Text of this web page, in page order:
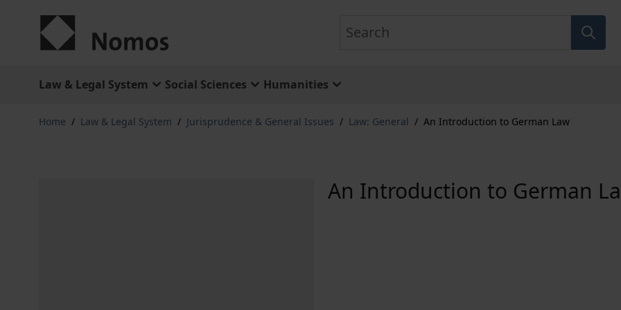
Law & Legal System Social Sciences Humanities
Home / Law & Legal System / Jurisprudence & General Issues / Law: General / An Introduction to German Law
An Introduction to German